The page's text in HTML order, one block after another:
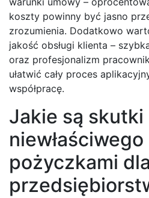
koszty powinny być jasno
zrozumienia. Dodatkowo
jakość obsługi klienta –
oraz profesjonalizm
ułatwić cały proces
współpracę.
Jakie są skutki
pożyczkami dla